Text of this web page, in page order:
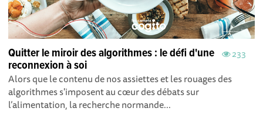
233
Quitter le miroir des algorithmes : le défi d'une
reconnexion à soi
Alors que le contenu de nos assiettes et les rouages des
algorithmes s'imposent au cœur des débats sur
l’alimentation, la recherche normande...